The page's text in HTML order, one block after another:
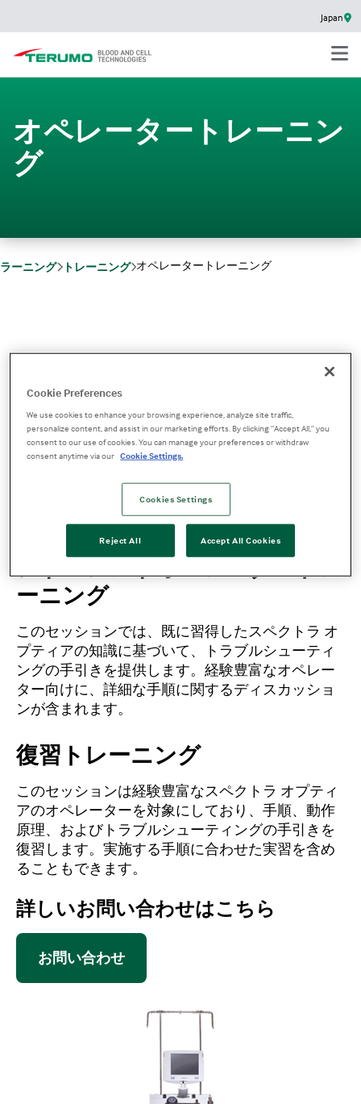
Japan
オペレータートレーニン
グ
ラーニング トレーニング オペレータートレーニング
新規オペレータートレーニング
この入門セッションでは、スペクトラ オプティア
の設定および操作に関する知識と、プロトコル別
の基本的な動作原理を説明します。インストラク
ターによるプレゼンテーションと、システムの操
作実習が含まれます。
アドバンスドオペレータートレ
ーニング
このセッションでは、既に習得したスペクトラ オ
プティアの知識に基づいて、トラブルシューティ
ングの手引きを提供します。経験豊富なオペレー
ター向けに、詳細な手順に関するディスカッショ
ンが含まれます。
復習トレーニング
このセッションは経験豊富なスペクトラ オプティ
アのオペレーターを対象にしており、手順、動作
原理、およびトラブルシューティングの手引きを
復習します。実施する手順に合わせた実習を含め
ることもできます。
詳しいお問い合わせはこちら
お問い合わせ
Cookie Preferences
We use cookies to enhance your browsing experience, analyze site traffic,
personalize content, and assist in our marketing efforts. By clicking “Accept All,” you
consent to our use of cookies. You can manage your preferences or withdraw
consent anytime via our Cookie Settings.
Cookies Settings
Reject All Accept All Cookies